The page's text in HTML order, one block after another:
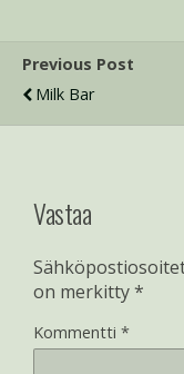
Previous Post
Milk Bar
Vastaa
on merkitty*
Kommentti *